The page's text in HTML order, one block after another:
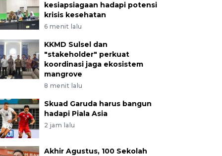
kesiapsiagaan hadapi potensi
krisis kesehatan
6 menit lalu
KKMD Sulsel dan
"stakeholder" perkuat
koordinasi jaga ekosistem
mangrove
8 menit lalu
Skuad Garuda harus bangun
hadapi Piala Asia
2 jam lalu
Akhir Agustus, 100 Sekolah